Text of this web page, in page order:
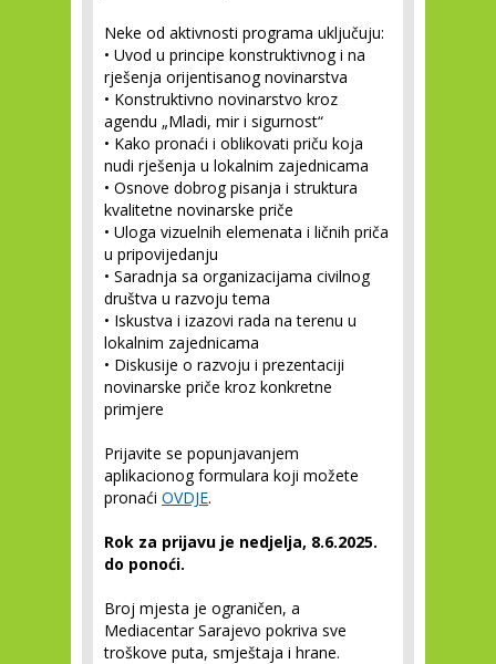
Neke od aktivnosti programa uključuju:
• Uvod u principe konstruktivnog i na
rješenja orijentisanog novinarstva
• Konstruktivno novinarstvo kroz
agendu „Mladi, mir i sigurnost“
• Kako pronaći i oblikovati priču koja
nudi rješenja u lokalnim zajednicama
• Osnove dobrog pisanja i struktura
kvalitetne novinarske priče
• Uloga vizuelnih elemenata i ličnih priča
u pripovijedanju
• Saradnja sa organizacijama civilnog
društva u razvoju tema
• Iskustva i izazovi rada na terenu u
lokalnim zajednicama
• Diskusije o razvoju i prezentaciji
novinarske priče kroz konkretne
primjere
Prijavite se popunjavanjem
aplikacionog formulara koji možete
pronaći OVDJE.
Rok za prijavu je nedjelja, 8.6.2025.
do ponoći.
Broj mjesta je ograničen, a
Mediacentar Sarajevo pokriva sve
troškove puta, smještaja i hrane.